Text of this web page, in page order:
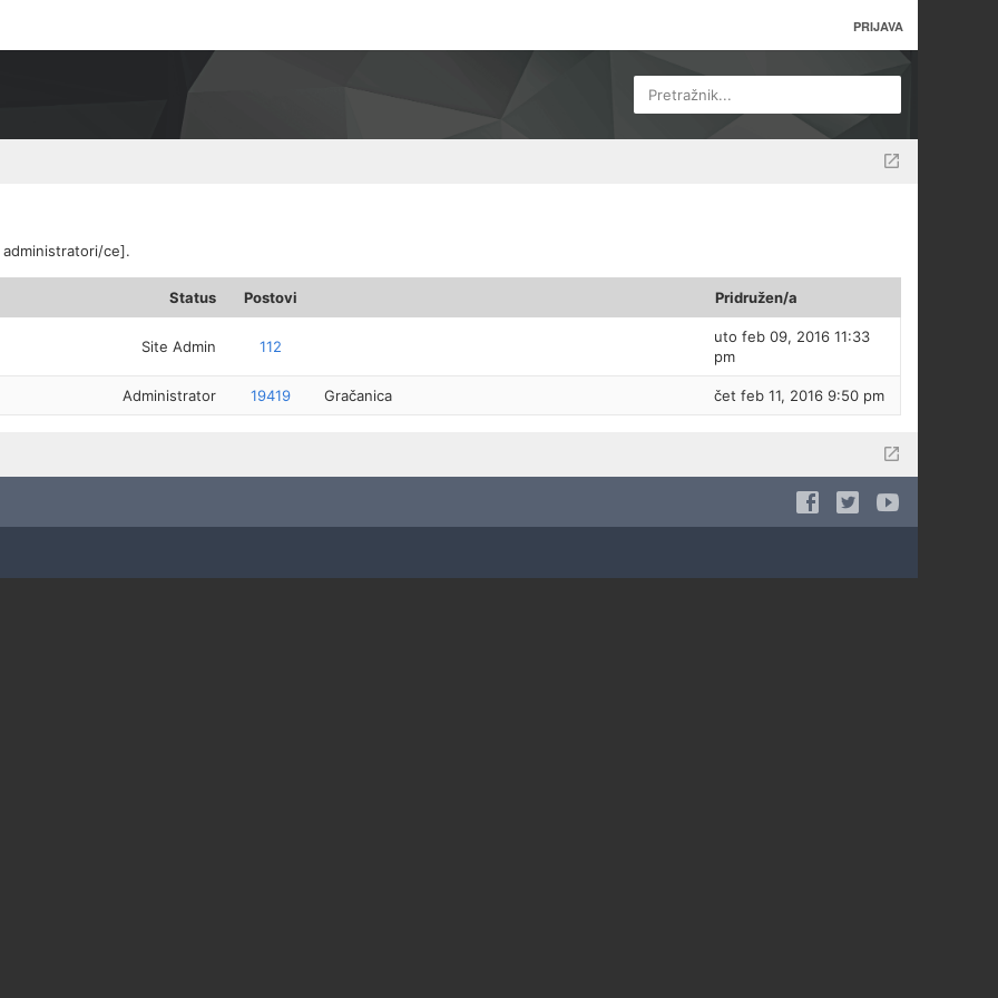
PRIJAVA
Pretražnik...
ce].
Status Postovi Pridružen/a
Site Admin 112
uto feb 09, 2016 11:33
pm
Administrator 19419 Gračanica čet feb 11, 2016 9:50 pm